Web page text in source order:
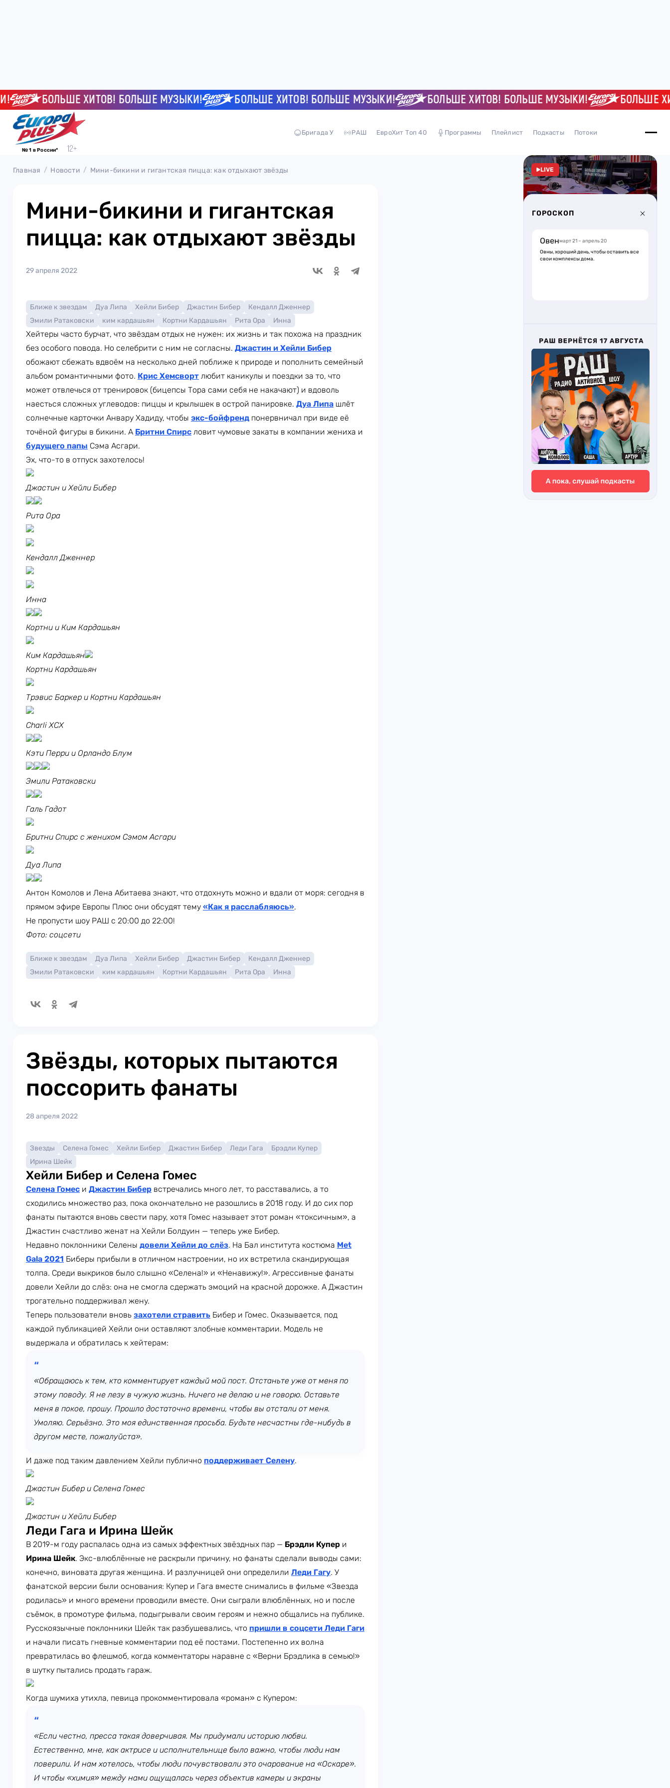
БОЛЬШЕ ХИТОВ! БОЛЬШЕ МУЗЫКИ! БОЛЬШЕ ХИТОВ! БОЛЬШЕ МУЗЫКИ! БОЛЬШЕ ХИТОВ! БОЛЬШЕ МУЗЫКИ! БОЛЬШЕ
№ 1 в России*
Бригада У РАШ ЕвроХит Топ 40 Программы Плейлист Подкасты Потоки
Главная Новости Мини-бикини и гигантская пицца: как отдыхают звёзды
Мини-бикини и гигантская
пицца: как отдыхают звёзды
29 апреля 2022
Ближе к звездам Дуа Липа Хейли Бибер Джастин Бибер
Кендалл Дженнер
Эмили Ратаковски
ким кардашьян Кортни Кардашьян Рита Ора Инна
Хейтеры часто бурчат, что звёздам отдых не нужен: их жизнь и так похожа на праздник
без особого повода. Но селебрити с ним не согласны. Джастин и Хейли Бибер
обожают сбежать вдвоём на несколько дней поближе к природе и пополнить семейный
альбом романтичными фото. Крис Хемсворт любит каникулы и поездки за то, что
может отвлечься от тренировок (бицепсы Тора сами себя не накачают) и вдоволь
наесться сложных углеводов: пиццы и крылышек в острой панировке. Дуа Липа шлёт
солнечные карточки Анвару Хадиду, чтобы экс-бойфренд понервничал при виде её
точёной фигуры в бикини. А Бритни Спирс ловит чумовые закаты в компании жениха и
будущего папы Сэма Асгари.
Эх, что-то в отпуск захотелось!
Джастин и Хейли Бибер
Рита Ора
Кендалл Дженнер
Инна
Кортни и Ким Кардашьян
Ким Кардашьян
Кортни Кардашьян
Трэвис Баркер и Кортни Кардашьян
Charli XCX
Кэти Перри и Орландо Блум
Эмили Ратаковски
Галь Гадот
Бритни Спирс с женихом Сэмом Асгари
Дуа Липа
Антон Комолов и Лена Абитаева знают, что отдохнуть можно и вдали от моря: сегодня в
прямом эфире Европы Плюс они обсудят тему «Как я расслабляюсь».
Не пропусти шоу РАШ с 20:00 до 22:00!
Фото: соцсети
Ближе к звездам Дуа Липа Хейли Бибер Джастин Бибер
Кендалл Дженнер
Эмили Ратаковски
ким кардашьян Кортни Кардашьян Рита Ора Инна
Звёзды, которых пытаются
поссорить фанаты
28 апреля 2022
Звезды Селена Гомес Хейли Бибер Джастин Бибер Леди Гага
Брэдли Купер
Ирина Шейк
Хейли Бибер и Селена Гомес
Селена Гомес и Джастин Бибер встречались много лет, то расставались, а то
сходились множество раз, пока окончательно не разошлись в 2018 году. И до сих пор
фанаты пытаются вновь свести пару, хотя Гомес называет этот роман «токсичным», а
Джастин счастливо женат на Хейли Болдуин — теперь уже Бибер.
Недавно поклонники Селены довели Хейли до слёз. На Бал института костюма Met
Gala 2021 Биберы прибыли в отличном настроении, но их встретила скандирующая
толпа. Среди выкриков было слышно «Селена!» и «Ненавижу!». Агрессивные фанаты
довели Хейли до слёз: она не смогла сдержать эмоций на красной дорожке. А Джастин
трогательно поддерживал жену.
Теперь пользователи вновь захотели стравить Бибер и Гомес. Оказывается, под
каждой публикацией Хейли они оставляют злобные комментарии. Модель не
выдержала и обратилась к хейтерам:
«Обращаюсь к тем, кто комментирует каждый мой пост. Отстаньте уже от меня по
этому поводу. Я не лезу в чужую жизнь. Ничего не делаю и не говорю. Оставьте
меня в покое, прошу. Прошло достаточно времени, чтобы вы отстали от меня.
Умоляю. Серьёзно. Это моя единственная просьба. Будьте несчастны где-нибудь в
другом месте, пожалуйста».
И даже под таким давлением Хейли публично поддерживает Селену.
Джастин Бибер и Селена Гомес
Джастин и Хейли Бибер
Леди Гага и Ирина Шейк
В 2019-м году распалась одна из самых эффектных звёздных пар — Брэдли Купер и
Ирина Шейк. Экс-влюблённые не раскрыли причину, но фанаты сделали выводы сами:
конечно, виновата другая женщина. И разлучницей они определили Леди Гагу. У
фанатской версии были основания: Купер и Гага вместе снимались в фильме «Звезда
родилась» и много времени проводили вместе. Они сыграли влюблённых, но и после
съёмок, в промотуре фильма, подыгрывали своим героям и нежно общались на публике.
Русскоязычные поклонники Шейк так разбушевались, что пришли в соцсети Леди Гаги
и начали писать гневные комментарии под её постами. Постепенно их волна
превратилась во флешмоб, когда комментаторы наравне с «Верни Брэдлика в семью!»
в шутку пытались продать гараж.
Когда шумиха утихла, певица прокомментировала «роман» с Купером:
«Если честно, пресса такая доверчивая. Мы придумали историю любви.
Естественно, мне, как актрисе и исполнительнице было важно, чтобы люди нам
поверили. И нам хотелось, чтобы люди почувствовали это очарование на «Оскаре».
И чтобы «химия» между нами ощущалась через объектив камеры и экраны
LIVE
ГОРОСКОП
Овенмарт 21 – апрель 20
Овны, хороший день, чтобы оставить все
свои комплексы дома.